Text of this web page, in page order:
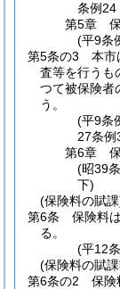
条例24
第5章
(平9条
第5条の3
本市
査等を行うも
つて被保険者
う。
(平9条
27条例
第6章
(昭39
下)
(保険料の賦
第6条
保険料
る。
(平12
(保険料の賦
第6条の2
保険